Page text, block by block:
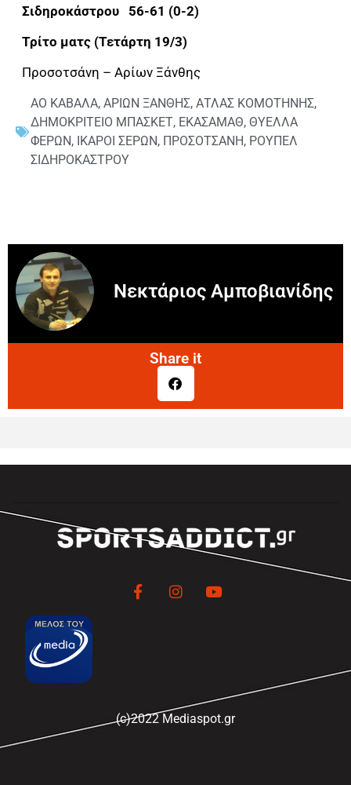
Σιδηροκάστρου 56-61 (0-2)
Τρίτο ματς (Τετάρτη 19/3)
Προσοτσάνη – Αρίων Ξάνθης
ΑΟ ΚΑΒΑΛΑ, ΑΡΙΩΝ ΞΑΝΘΗΣ, ΑΤΛΑΣ ΚΟΜΟΤΗΝΗΣ,
ΔΗΜΟΚΡΙΤΕΙΟ ΜΠΑΣΚΕΤ, ΕΚΑΣΑΜΑΘ, ΘΥΕΛΛΑ
ΦΕΡΩΝ, ΙΚΑΡΟΙ ΣΕΡΩΝ, ΠΡΟΣΟΤΣΑΝΗ, ΡΟΥΠΕΛ
ΣΙΔΗΡΟΚΑΣΤΡΟΥ
Νεκτάριος Αμποβιανίδης
Share it
(c)2022 Mediaspot.gr